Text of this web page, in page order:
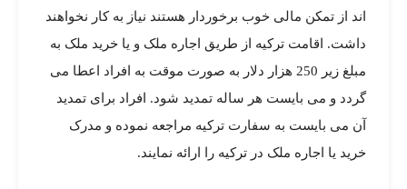
اند از تمکن مالی خوب برخوردار هستند نیاز به کار نخواهند
داشت. اقامت ترکیه از طریق اجاره ملک و یا خرید ملک به
مبلغ زیر 250 هزار دلار به صورت موقت به افراد اعطا می
گردد و می بایست هر ساله تمدید شود. افراد برای تمدید
آن می بایست به سفارت ترکیه مراجعه نموده و مدرک
خرید یا اجاره ملک در ترکیه را ارائه نمایند.